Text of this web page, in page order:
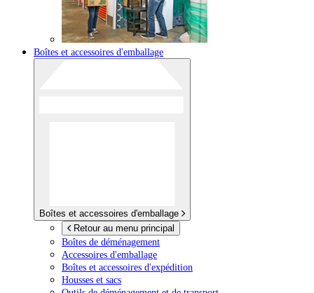
Boîtes et accessoires d'emballage
Boîtes et accessoires d'emballage
Retour au menu principal
Boîtes de déménagement
Accessoires d'emballage
Boîtes et accessoires d'expédition
Housses et sacs